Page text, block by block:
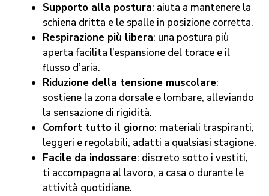
Supporto alla postura: aiuta a mantenere la
schiena dritta e le spalle in posizione corretta.
Respirazione più libera: una postura più
aperta facilita l’espansione del torace e il
flusso d’aria.
Riduzione della tensione muscolare:
sostiene la zona dorsale e lombare, alleviando
la sensazione di rigidità.
Comfort tutto il giorno: materiali traspiranti,
leggeri e regolabili, adatti a qualsiasi stagione.
Facile da indossare: discreto sotto i vestiti,
ti accompagna al lavoro, a casa o durante le
attività quotidiane.